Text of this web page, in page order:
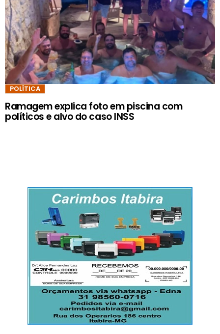
POLÍTICA
Ramagem explica foto em piscina com
políticos e alvo do caso INSS